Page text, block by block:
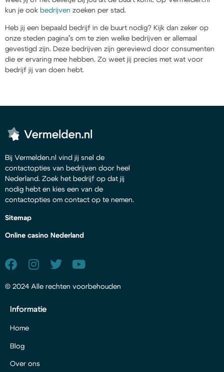
kun je ook bedrijven zoeken per stad.
Heb jij een bepaald bedrijf in de buurt nodig? Kijk dan zeker op
onze steden pagina’s om te zien welke bedrijven er allemaal
gevestigd zijn. Deze bedrijven zijn gereviewd door consumenten
die er ervaring mee hebben. Zo weet jij precies met wat voor
bedrijf jij van doen hebt.
Bij Vermelden.nl vind jij snel de
contactopties van bedrijven door heel
Nederland. Zoek het bedrijf op dat jij
nodig hebt en kies een van de
contactopties om contact op te nemen.
Sitemap
Online casino Nederland
© 2024 Alle rechten voorbehouden
Informatie
Home
Blog
Over ons